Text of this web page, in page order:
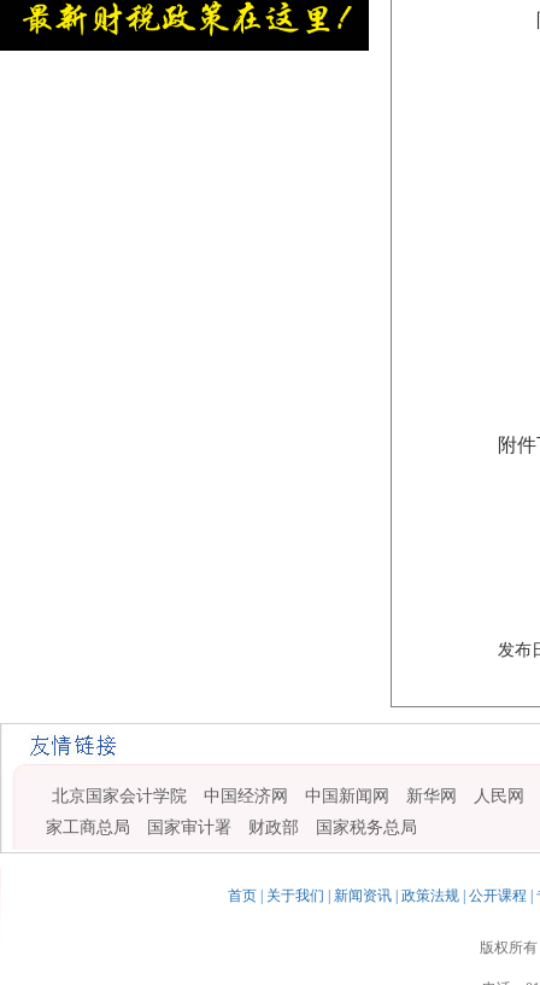
附
附
发布
北京国家会计学院 中国经济网 中国新闻网 新华网
人民网
家工商总局
国家审计署 财政部 国家税务总局
首页 关于我们 新闻资讯 政策法规 公开课程
版权所